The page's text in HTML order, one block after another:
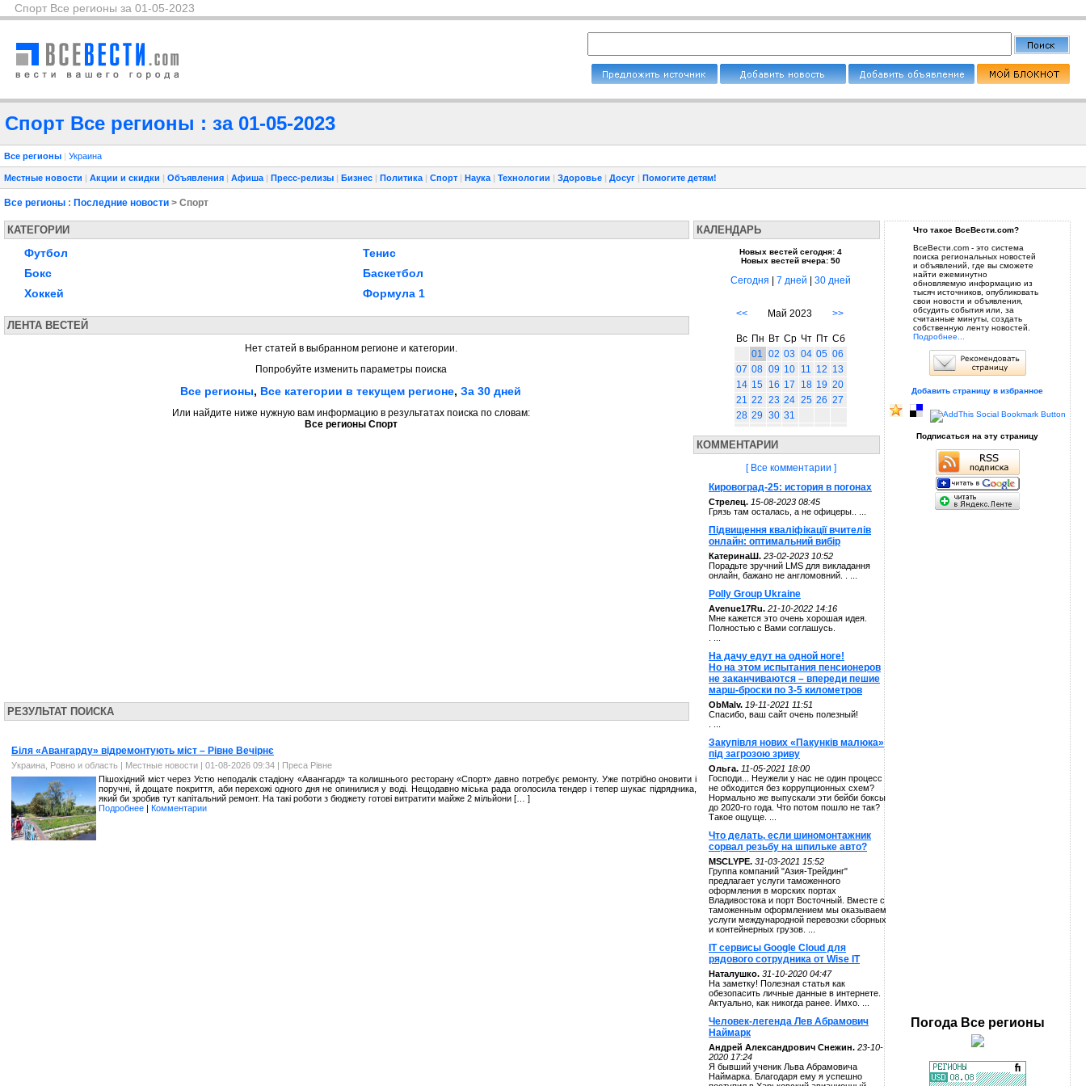
Спорт Все регионы за 01-05-2023
Спорт Все регионы : за 01-05-2023
Все регионы | Украина
Местные новости | Акции и скидки | Объявления | Афиша | Пресс-релизы | Бизнес | Политика | Спорт | Наука | Технологии | Здоровье | Досуг | Помогите детям!
Все регионы : Последние новости > Спорт
КАТЕГОРИИ
Футбол
Бокс
Хоккей
Тенис
Баскетбол
Формула 1
ЛЕНТА ВЕСТЕЙ
Нет статей в выбранном регионе и категории.
Попробуйте изменить параметры поиска
Все регионы, Все категории в текущем регионе, За 30 дней
Или найдите ниже нужную вам информацию в результатах поиска по словам:
Все регионы Спорт
РЕЗУЛЬТАТ ПОИСКА
Біля «Авангарду» відремонтують міст – Рівне Вечірнє
Украина, Ровно и область | Местные новости | 01-08-2026 09:34 | Преса Рівне
Пішохідний міст через Устю неподалік стадіону «Авангард» та колишнього ресторану «Спорт» давно потребує ремонту. Уже потрібно оновити і
поручні, й дощате покриття, аби перехожі одного дня не опинилися у воді. Нещодавно міська рада оголосила тендер і тепер шукає підрядника,
який би зробив тут капітальний ремонт. На такі роботи з бюджету готові витратити майже 2 мільйони [… ]
Подробнее | Комментарии
КАЛЕНДАРЬ
Новых вестей сегодня: 4
Новых вестей вчера: 50
Сегодня 7 дней 30 дней
<< Май 2023 >>
Вс Пн Вт Ср Чт Пт Сб
01 02 03 04 05 06
07 08 09 10 11 12 13
14 15 16 17 18 19 20
21 22 23 24 25 26 27
28 29 30 31
КОММЕНТАРИИ
[ Все комментарии ]
Кировоград-25: история в погонах
Стрелец. 15-08-2023 08:45
Грязь там осталась, а не офицеры.. ...
Підвищення кваліфікації вчителів
онлайн: оптимальний вибір
КатеринаШ. 23-02-2023 10:52
Порадьте зручний LMS для викладання
онлайн, бажано не англомовний. . ...
Polly Group Ukraine
Avenue17Ru. 21-10-2022 14:16
Мне кажется это очень хорошая идея.
Полностью с Вами соглашусь.
На дачу едут на одной ноге!
Но на этом испытания пенсионеров
не заканчиваются – впереди пешие
марш-броски по 3-5 километров
ОbMalv. 19-11-2021 11:51
Спасибо, ваш сайт очень полезный!
Закупівля нових «Пакунків малюка»
під загрозою зриву
Ольга. 11-05-2021 18:00
Господи... Неужели у нас не один процесс
не обходится без коррупционных схем?
Нормально же выпускали эти бейби боксы
до 2020-го года. Что потом пошло не так?
Такое ощуще. ...
Что делать, если шиномонтажник
сорвал резьбу на шпильке авто?
MSCLYPE. 31-03-2021 15:52
Группа компаний "Азия-Трейдинг"
предлагает услуги таможенного
оформления в морских портах
Владивостока и порт Восточный. Вместе с
таможенным оформлением мы оказываем
услуги международной перевозки сборных
и контейнерных грузов. ...
IT сервисы Google Cloud для
рядового сотрудника от Wise IT
Наталушко. 31-10-2020 04:47
На заметку! Полезная статья как
обезопасить личные данные в интернете.
Актуально, как никогда ранее. Имхо. ...
Человек-легенда Лев Абрамович
Наймарк
Андрей Александрович Снежин. 23-10-
2020 17:24
Я бывший ученик Льва Абрамовича
Наймарка. Благодаря ему я успешно
Что такое ВсеВести.com?
ВсеВести.com - это система
поиска региональных новостей
и объявлений, где вы сможете
найти ежеминутно
обновляемую информацию из
тысяч источников, опубликовать
свои новости и объявления,
обсудить события или, за
считанные минуты, создать
собственную ленту новостей.
Подробнее...
Добавить страницу в избранное
Подписаться на эту страницу
Погода Все регионы